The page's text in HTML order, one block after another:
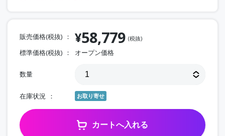
販売価格(税抜) ¥58,779 (税抜)
標準価格(税抜) オープン価格
数量
在庫状況 お取り寄せ
カートへ入れる